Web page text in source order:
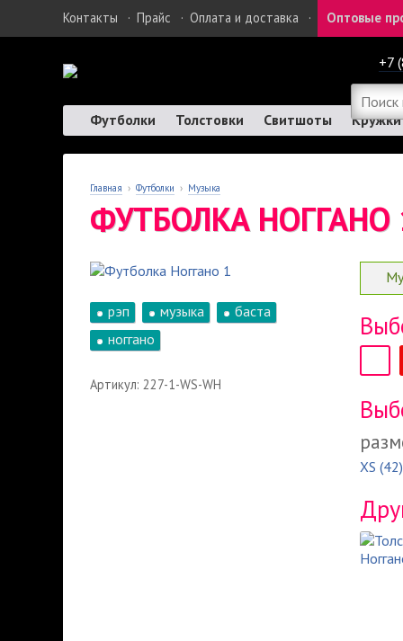
Контакты · Прайс · Оплата и доставка · Оптовые
+7
Футболки Толстовки Свитшоты Кружки
Главная › Футболки › Музыка
ФУТБОЛКА НОГГАНО
рэп музыка
баста
ноггано
Артикул: 227-1-WS-WH
XS (42)